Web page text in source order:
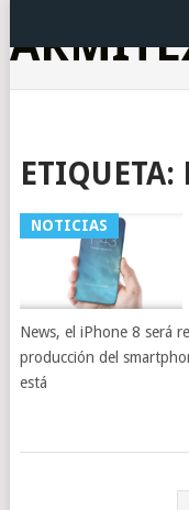
ETIQUETA:
NOTICIAS
News, el iPhone 8 será
producción del
está